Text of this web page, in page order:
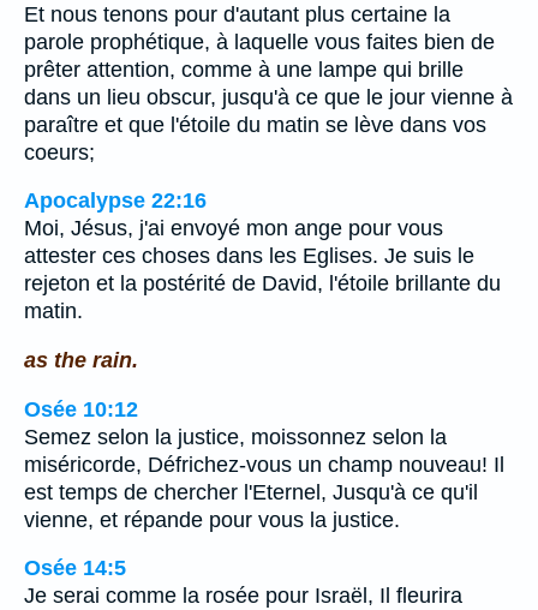
Et nous tenons pour d'autant plus certaine la
parole prophétique, à laquelle vous faites bien de
prêter attention, comme à une lampe qui brille
dans un lieu obscur, jusqu'à ce que le jour vienne à
paraître et que l'étoile du matin se lève dans vos
coeurs;
Apocalypse 22:16
Moi, Jésus, j'ai envoyé mon ange pour vous
attester ces choses dans les Eglises. Je suis le
rejeton et la postérité de David, l'étoile brillante du
matin.
as the rain.
Osée 10:12
Semez selon la justice, moissonnez selon la
miséricorde, Défrichez-vous un champ nouveau! Il
est temps de chercher l'Eternel, Jusqu'à ce qu'il
vienne, et répande pour vous la justice.
Osée 14:5
Je serai comme la rosée pour Israël, Il fleurira